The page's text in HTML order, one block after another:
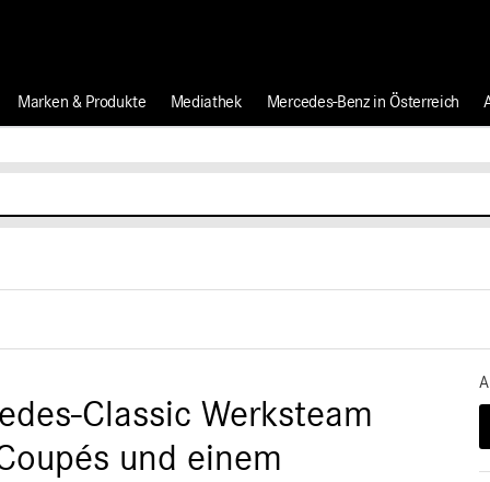
Marken & Produkte Mediathek Mercedes-Benz in Österreich
Classic Werksteam
und einem